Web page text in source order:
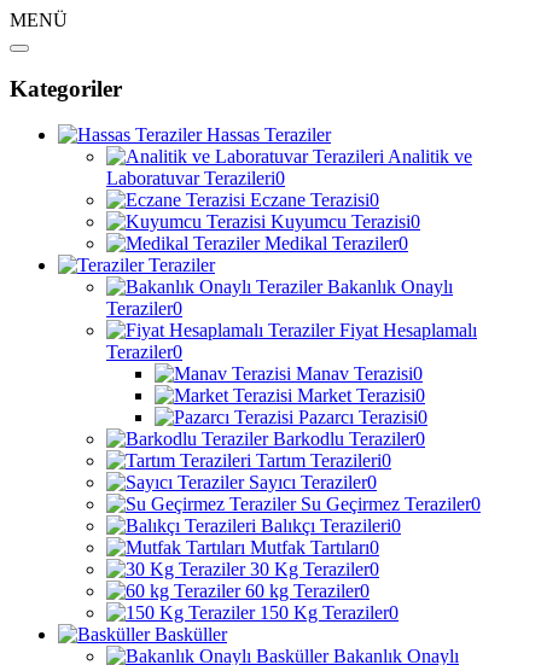
MENÜ
Kategoriler
Hassas Teraziler
Analitik ve
Laboratuvar Terazileri0
Eczane Terazisi0
Kuyumcu Terazisi0
Medikal Teraziler0
Teraziler
Bakanlık Onaylı
Teraziler0
Fiyat Hesaplamalı
Teraziler0
Manav Terazisi0
Market Terazisi0
Pazarcı Terazisi0
Barkodlu Teraziler0
Tartım Terazileri0
Sayıcı Teraziler0
Su Geçirmez Teraziler0
Balıkçı Terazileri0
Mutfak Tartıları0
30 Kg Teraziler0
60 kg Teraziler0
150 Kg Teraziler0
Basküller
Bakanlık Onaylı